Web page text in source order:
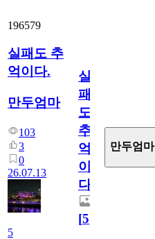
196579
실패도 추
억이다.
만두엄마
103
3
0
26.07.13
5
실
패
도
추
억
이
다.
[5]
만두엄마